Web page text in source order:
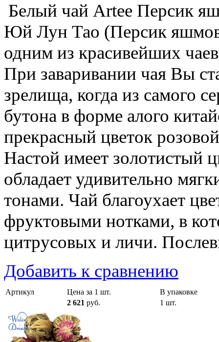
Белый чай Artee Персик
Юй Лун Тао (Персик
одним из красивейших
При заваривании чая Вы
зрелища, когда из самого
бутона в форме алого
прекрасный цветок
Настой имеет золотистый
обладает удивительно
тонами. Чай благоухает
фруктовыми нотками, в
цитрусовых и личи.
Добавить к сравнению
Артикул Цена за 1 шт.
В упаковке
2 621 руб. 1 шт.